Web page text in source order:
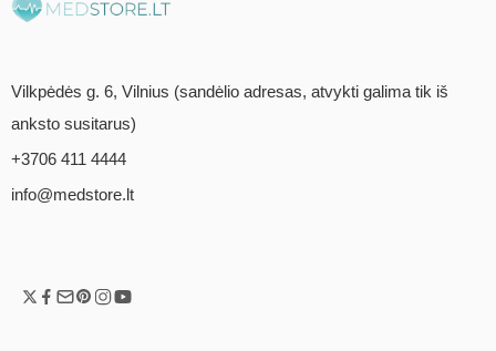
Vilkpėdės g. 6, Vilnius (sandėlio adresas, atvykti galima tik iš
anksto susitarus)
+3706 411 4444
info@medstore.lt